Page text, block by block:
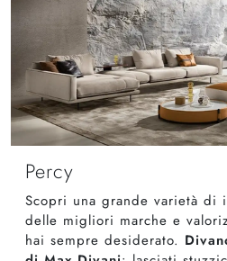
Percy
Scopri una grande varietà di
delle migliori marche e
hai sempre desiderato.